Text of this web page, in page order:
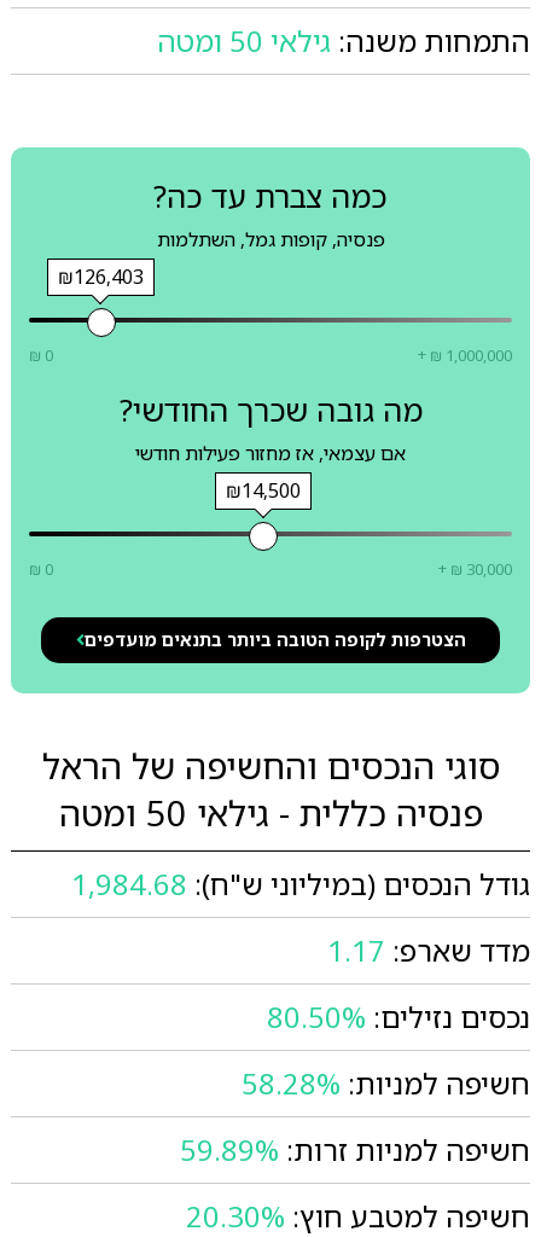
התמחות משנה: גילאי 50 ומטה
כמה צברת עד כה?
פנסיה, קופות גמל, השתלמות
₪126,403
₪ 0 + ₪ 1,000,000
מה גובה שכרך החודשי?
אם עצמאי, אז מחזור פעילות חודשי
₪14,500
₪ 0 + ₪ 30,000
הצטרפות לקופה הטובה ביותר בתנאים מועדפים
סוגי הנכסים והחשיפה של הראל
פנסיה כללית - גילאי 50 ומטה
גודל הנכסים (במיליוני ש"ח): 1,984.68
מדד שארפ: 1.17
נכסים נזילים: 80.50%
חשיפה למניות: 58.28%
חשיפה למניות זרות: 59.89%
חשיפה למטבע חוץ: 20.30%